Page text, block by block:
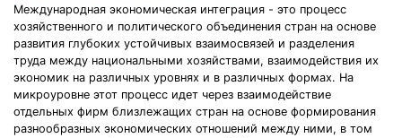
Международная экономическая интеграция - это процесс
хозяйственного и политического объединения стран на основе
развития глубоких устойчивых взаимосвязей и разделения
труда между национальными хозяйствами, взаимодействия их
экономик на различных уровнях и в различных формах. На
микроуровне этот процесс идет через взаимодействие
отдельных фирм близлежащих стран на основе формирования
разнообразных экономических отношений между ними, в том